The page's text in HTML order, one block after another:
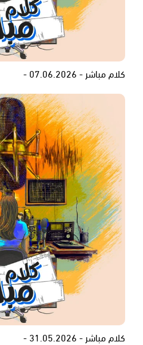
كلام مباشر - 07.06.2026 -
كلام مباشر - 31.05.2026 -